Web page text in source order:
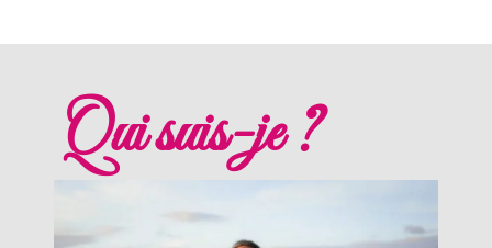
Qui suis-je ?